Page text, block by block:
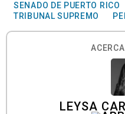
SENADO DE PUERTO RICO
TRIBUNAL SUPREMO
LEYSA